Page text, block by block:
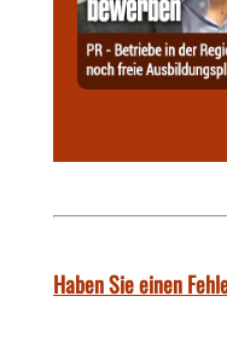
Haben Sie einen